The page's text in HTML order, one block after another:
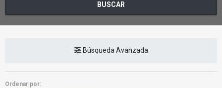
BUSCAR
Búsqueda Avanzada
Ordenar por: